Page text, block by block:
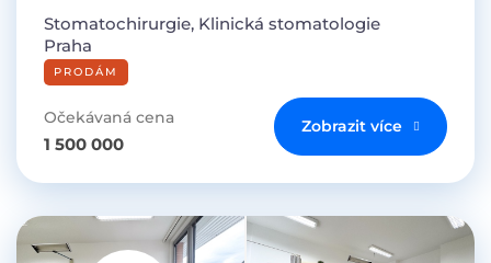
Stomatochirurgie, Klinická stomatologie
Praha
PRODÁM
Očekávaná cena
1 500 000
Zobrazit více